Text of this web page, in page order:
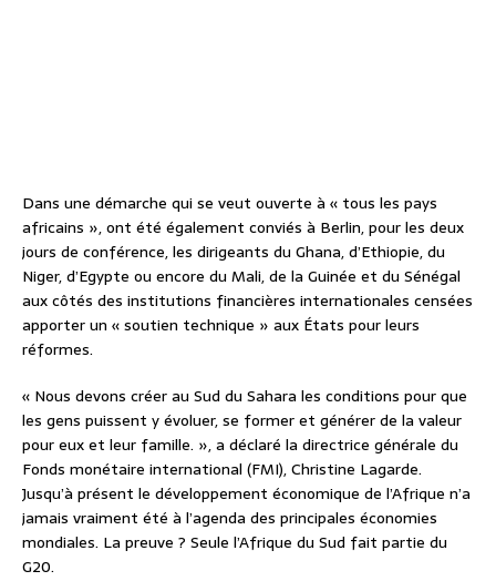
Dans une démarche qui se veut ouverte à « tous les pays
africains », ont été également conviés à Berlin, pour les deux
jours de conférence, les dirigeants du Ghana, d’Ethiopie, du
Niger, d’Egypte ou encore du Mali, de la Guinée et du Sénégal
aux côtés des institutions financières internationales censées
apporter un « soutien technique » aux États pour leurs
réformes.
« Nous devons créer au Sud du Sahara les conditions pour que
les gens puissent y évoluer, se former et générer de la valeur
pour eux et leur famille. », a déclaré la directrice générale du
Fonds monétaire international (FMI), Christine Lagarde.
Jusqu’à présent le développement économique de l’Afrique n’a
jamais vraiment été à l’agenda des principales économies
mondiales. La preuve ? Seule l’Afrique du Sud fait partie du
G20.